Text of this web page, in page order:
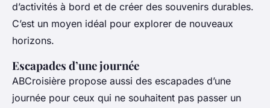
d’activités à bord et de créer des souvenirs durables.
C’est un moyen idéal pour explorer de nouveaux
horizons.
Escapades d’une journée
ABCroisière propose aussi des escapades d’une
journée pour ceux qui ne souhaitent pas passer un